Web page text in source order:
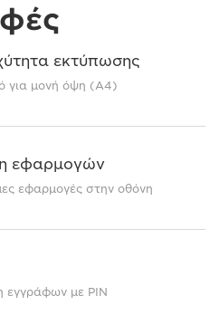
εκτύπωσης
για μονή όψη (A4)
εφαρμογών
εφαρμογές στην οθόνη
εγγράφων με PIN